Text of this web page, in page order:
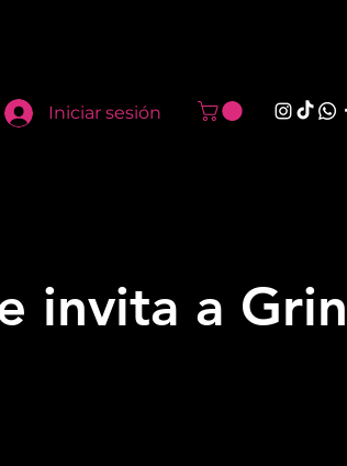
Iniciar sesión
invita a